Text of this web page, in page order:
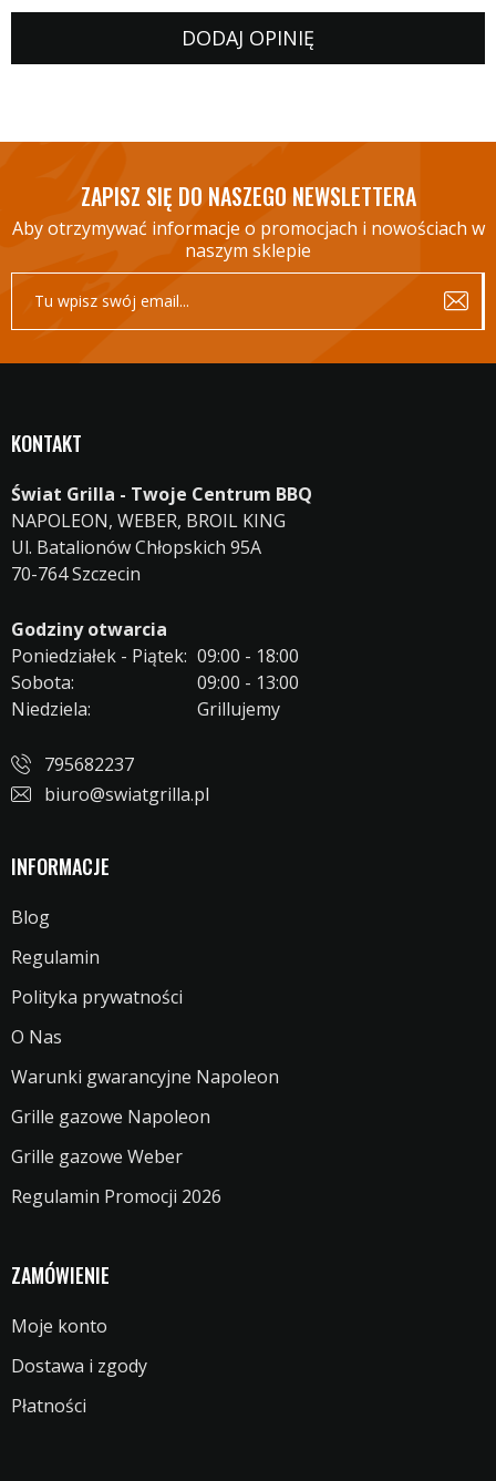
DODAJ OPINIĘ
ZAPISZ SIĘ DO NASZEGO NEWSLETTERA
Aby otrzymywać informacje o promocjach i nowościach w
naszym sklepie
KONTAKT
Świat Grilla - Twoje Centrum BBQ
NAPOLEON, WEBER, BROIL KING
Ul. Batalionów Chłopskich 95A
70-764 Szczecin
Godziny otwarcia
Poniedziałek - Piątek: 09:00 - 18:00
Sobota:
09:00 - 13:00
Niedziela:
Grillujemy
795682237
biuro@swiatgrilla.pl
INFORMACJE
Blog
Regulamin
Polityka prywatności
O Nas
Warunki gwarancyjne Napoleon
Grille gazowe Napoleon
Grille gazowe Weber
Regulamin Promocji 2026
ZAMÓWIENIE
Moje konto
Dostawa i zgody
Płatności